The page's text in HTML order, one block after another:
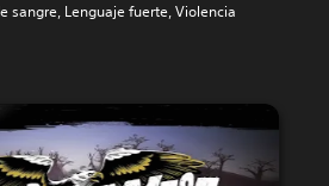
sangre, Lenguaje fuerte, Violencia